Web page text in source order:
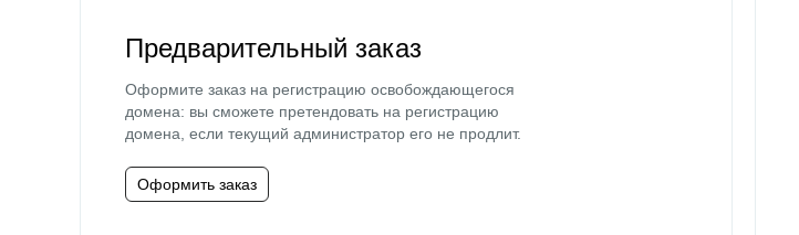
Предварительный заказ
Оформите заказ на регистрацию освобождающегося
домена: вы сможете претендовать на регистрацию
домена, если текущий администратор его не продлит.
Оформить заказ